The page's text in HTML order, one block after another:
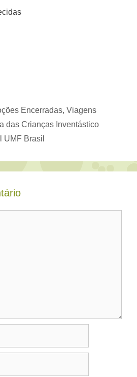
Encerradas, Viagens
das Crianças Inventástico
UMF Brasil